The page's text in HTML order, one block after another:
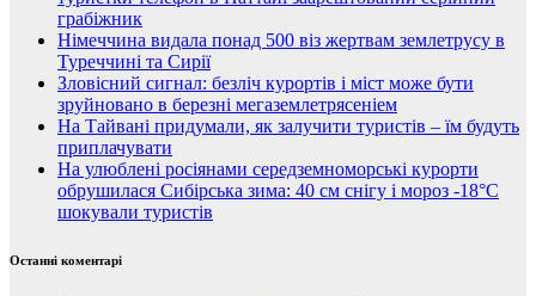
грабіжник
Німеччина видала понад 500 віз жертвам землетрусу в
Туреччині та Сирії
Зловісний сигнал: безліч курортів і міст може бути
зруйновано в березні мегаземлетрясеніем
На Тайвані придумали, як залучити туристів – їм будуть
приплачувати
На улюблені росіянами середземноморські курорти
обрушилася Сибірська зима: 40 см снігу і мороз -18°C
шокували туристів
Останні коментарі